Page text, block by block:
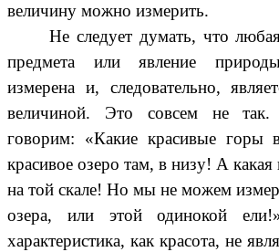
величину можно измерить.
Не следует думать, что любая
предмета или явление
измерена и, следовательно,
величиной. Это совсем не
говорим: «Какие красивые горы
красивое озеро там, в низу! А какая
на той скале! Но мы не можем
озера, или этой одинокой
характеристика, как красота, не